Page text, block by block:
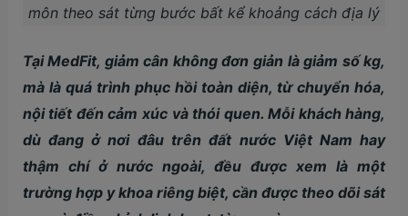
môn theo sát từng bước bất kể khoảng cách địa lý
Tại MedFit, giảm cân không đơn giản là giảm số kg,
mà là quá trình phục hồi toàn diện, từ chuyển hóa,
nội tiết đến cảm xúc và thói quen. Mỗi khách hàng,
dù đang ở nơi đâu trên đất nước Việt Nam hay
thậm chí ở nước ngoài, đều được xem là một
trường hợp y khoa riêng biệt, cần được theo dõi sát